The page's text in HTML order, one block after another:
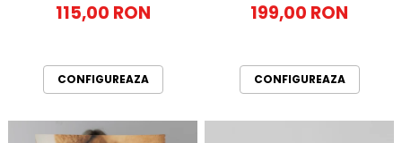
115,00 RON
CONFIGUREAZA
199,00 RON
CONFIGUREAZA